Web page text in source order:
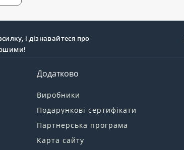
і дізнавайтеся про
Додатково
Виробники
Подарункові сертифікати
Партнерська програма
Карта сайту